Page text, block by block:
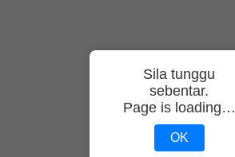
Sila tunggu
sebentar.
Page is loading…
OK